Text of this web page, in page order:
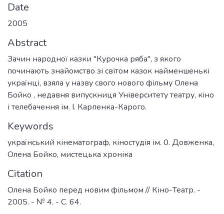
Date
2005
Abstract
Зачин народної казки "Курочка ряба", з якого
починають знайомство зі світом казок найменшенькі
українці, взяла у назву свого нового фільму Олена
Бойко , недавня випускниця Університету театру, кіно
і телебачення ім. І. Карпенка-Карого.
Keywords
український кінематограф, кіностудія ім. 0. Довженка,
Олена Бойко, мистецька хроніка
Citation
Олена Бойко перед новим фільмом // Кіно-Театр. -
2005. - № 4. - С. 64.